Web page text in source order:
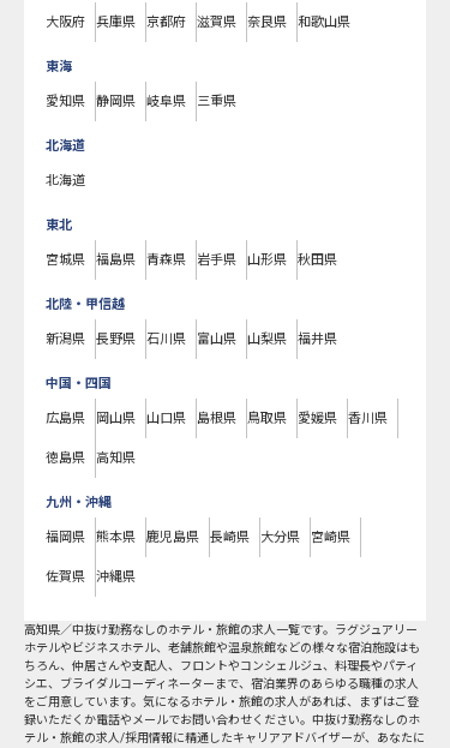
大阪府 兵庫県 京都府 滋賀県 奈良県 和歌山県
東海
愛知県 静岡県 岐阜県 三重県
北海道
北海道
東北
宮城県 福島県 青森県 岩手県 山形県 秋田県
北陸・甲信越
新潟県 長野県 石川県 富山県 山梨県 福井県
中国・四国
広島県 岡山県 山口県 島根県 鳥取県 愛媛県 香川県
徳島県 高知県
九州・沖縄
福岡県 熊本県 鹿児島県 長崎県 大分県 宮崎県
佐賀県 沖縄県
高知県／中抜け勤務なしのホテル・旅館の求人一覧です。ラグジュアリー
ホテルやビジネスホテル、老舗旅館や温泉旅館などの様々な宿泊施設はも
ちろん、仲居さんや支配人、フロントやコンシェルジュ、料理長やパティ
シエ、ブライダルコーディネーターまで、宿泊業界のあらゆる職種の求人
をご用意しています。気になるホテル・旅館の求人があれば、まずはご登
録いただくか電話やメールでお問い合わせください。中抜け勤務なしのホ
テル・旅館の求人/採用情報に精通したキャリアアドバイザーが、あなたに